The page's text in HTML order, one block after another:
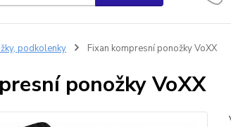
podkolenky Fixan kompresní ponožky VoXX
ponožky VoXX